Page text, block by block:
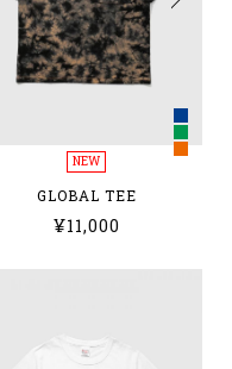
NEW
GLOBAL TEE
¥11,000